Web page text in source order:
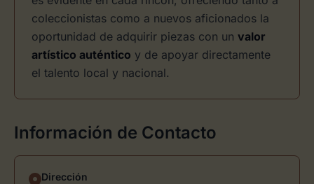
coleccionistas como a nuevos aficionados la
oportunidad de adquirir piezas con un valor
artístico auténtico y de apoyar directamente
el talento local y nacional.
Información de Contacto
Dirección